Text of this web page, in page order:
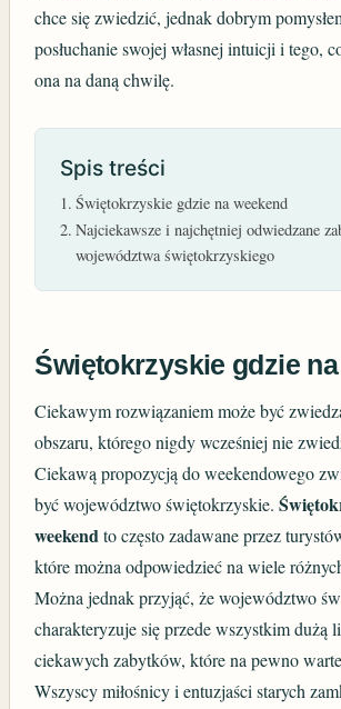
chce się zwiedzić, jednak dobrym
posłuchanie swojej własnej intuicji i tego,
ona na daną chwilę.
Spis treści
Świętokrzyskie gdzie na weekend
Najciekawsze i najchętniej odwiedzane
województwa świętokrzyskiego
Świętokrzyskie gdzie
Ciekawym rozwiązaniem może być
obszaru, którego nigdy wcześniej nie
Ciekawą propozycją do weekendowego
być województwo świętokrzyskie.
weekendto często zadawane przez
które można odpowiedzieć na wiele
Można jednak przyjąć, że województwo
charakteryzuje się przede wszystkim dużą
ciekawych zabytków, które na pewno
Wszyscy miłośnicy i entuzjaści starych